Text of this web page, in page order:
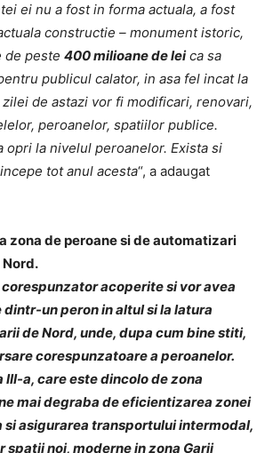
ei nu a fost in forma actuala, a fost
constructie – monument istoric,
de peste 400 milioane de leica sa
publicul calator, in asa fel incat la
de astazi vor fi modificari, renovari,
peroanelor, spatiilor publice.
opri la nivelul peroanelor. Exista si
tot anul acesta“, a adaugat
zona de peroane si de automatizari
Nord.
acoperite si vor avea
un peron in altul si la latura
de Nord, unde, dupa cum bine stiti,
corespunzatoare a peroanelor.
III-a, care este dincolo de zona
mai degraba de eficientizarea zonei
si asigurarea transportului intermodal,
spatii noi, moderne in zona Garii